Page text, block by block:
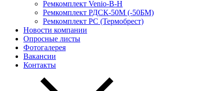
Ремкомплект Venio-В-Н
Ремкомплект РДСК-50М (-50БМ)
Ремкомплект РС (Термобрест)
Новости компании
Опросные листы
Фотогалерея
Вакансии
Контакты